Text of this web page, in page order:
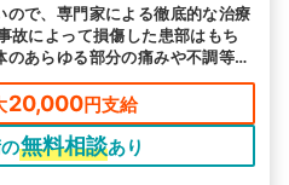
で、専門家による徹底的な治療
あらゆる部分の痛みや不調等も
20,000円支給
無料相談あり